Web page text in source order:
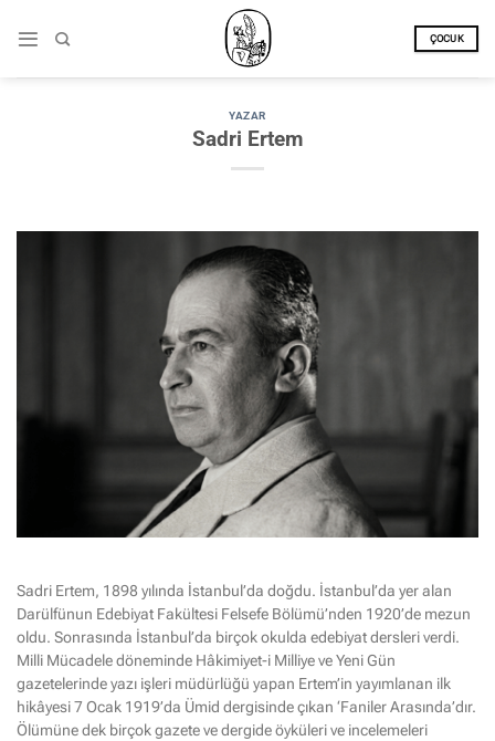
atla
ÇOCUK
YAZAR
Sadri Ertem
Sadri Ertem, 1898 yılında İstanbul’da doğdu. İstanbul’da yer alan
Darülfünun Edebiyat Fakültesi Felsefe Bölümü’nden 1920’de mezun
oldu. Sonrasında İstanbul’da birçok okulda edebiyat dersleri verdi.
Milli Mücadele döneminde Hâkimiyet-i Milliye ve Yeni Gün
gazetelerinde yazı işleri müdürlüğü yapan Ertem’in yayımlanan ilk
hikâyesi 7 Ocak 1919’da Ümid dergisinde çıkan ‘Faniler Arasında’dır.
Ölümüne dek birçok gazete ve dergide öyküleri ve incelemeleri